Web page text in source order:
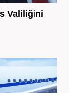
Valiliğini